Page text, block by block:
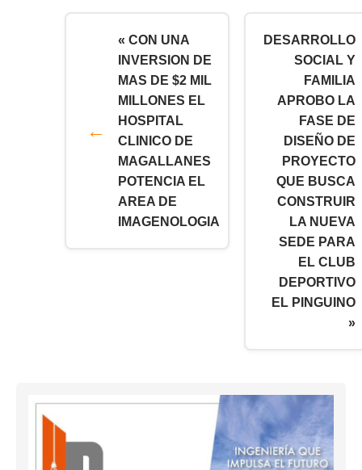
« CON UNA
INVERSION DE
MAS DE $2 MIL
MILLONES EL
HOSPITAL
CLINICO DE
MAGALLANES
POTENCIA EL
AREA DE
IMAGENOLOGIA
DESARROLLO
SOCIAL Y
FAMILIA
APROBO LA
FASE DE
DISEÑO DE
PROYECTO
QUE BUSCA
CONSTRUIR
LA NUEVA
SEDE PARA
EL CLUB
DEPORTIVO
EL PINGUINO
»